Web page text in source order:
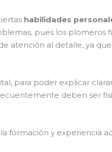
habilidades
pues los
atención al detalle, ya
para poder explicar
deben ser
formación y experiencia